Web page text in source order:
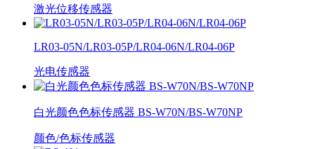
激光位移传感器
LR03-05N/LR03-05P/LR04-06N/LR04-06P
光电传感器
白光颜色色标传感器 BS-W70N/BS-W70NP
颜色/色标传感器